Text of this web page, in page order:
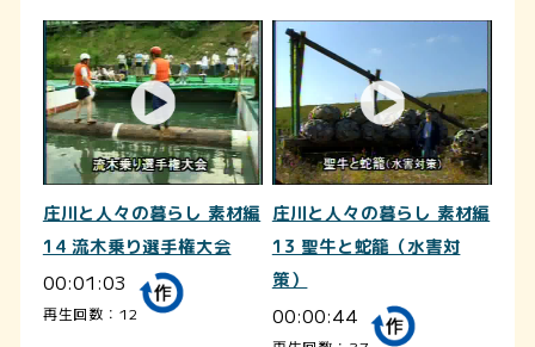
庄川と人々の暮らし 素材編
14 流木乗り選手権大会
00:01:03
再生回数：12
庄川と人々の暮らし 素材編
13 聖牛と蛇籠（水害対
策）
00:00:44